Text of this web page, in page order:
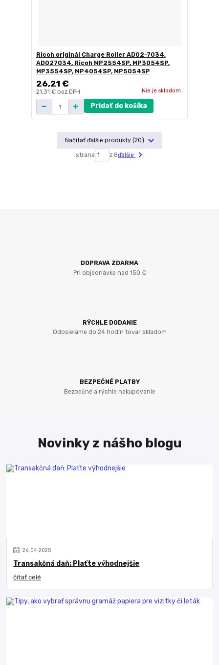
Ricoh originál Charge Roller AD02-7034,
AD027034, Ricoh MP2554SP, MP3054SP,
MP3554SP, MP4054SP, MP5054SP
26,21 €
21,31 € bez DPH Nie je skladom
Pridať do košíka
Načítať ďalšie produkty (20)
strana z 8ďalšie
DOPRAVA ZDARMA
Pri objednávke nad 150 €
RÝCHLE DODANIE
Odosielame do 24 hodín tovar skladom
BEZPEČNÉ PLATBY
Bezpečné a rýchle nakupovanie
Novinky z nášho blogu
26.04.2025
Transakčná daň: Plaťte výhodnejšie
čítať celé